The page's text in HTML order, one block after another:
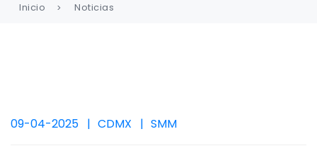
Inicio Noticias
09-04-2025 CDMX SMM